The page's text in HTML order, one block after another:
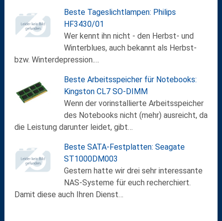
Beste Tageslichtlampen: Philips
HF3430/01
Wer kennt ihn nicht - den Herbst- und
Winterblues, auch bekannt als Herbst-
bzw. Winterdepression.…
Beste Arbeitsspeicher für Notebooks:
Kingston CL7 SO-DIMM
Wenn der vorinstallierte Arbeitsspeicher
des Notebooks nicht (mehr) ausreicht, da
die Leistung darunter leidet, gibt…
Beste SATA-Festplatten: Seagate
ST1000DM003
Gestern hatte wir drei sehr interessante
NAS-Systeme für euch recherchiert.
Damit diese auch Ihren Dienst…